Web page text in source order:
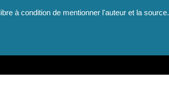
à condition de mentionner l'auteur et la source.